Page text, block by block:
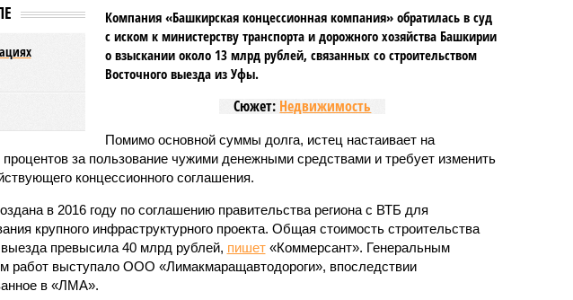
Компания «Башкирская концессионная компания» обратилась в суд
с иском к министерству транспорта и дорожного хозяйства Башкирии
о взыскании около 13 млрд рублей, связанных со строительством
Восточного выезда из Уфы.
Сюжет: Недвижимость
Помимо основной суммы долга, истец настаивает на
процентов за пользование чужими денежными средствами и требует изменить
концессионного соглашения.
в 2016 году по соглашению правительства региона с ВТБ для
крупного инфраструктурного проекта. Общая стоимость строительства
выезда превысила 40 млрд рублей, пишет«Коммерсант». Генеральным
работ выступало ООО «Лимакмаращавтодороги», впоследствии
в «ЛМА».